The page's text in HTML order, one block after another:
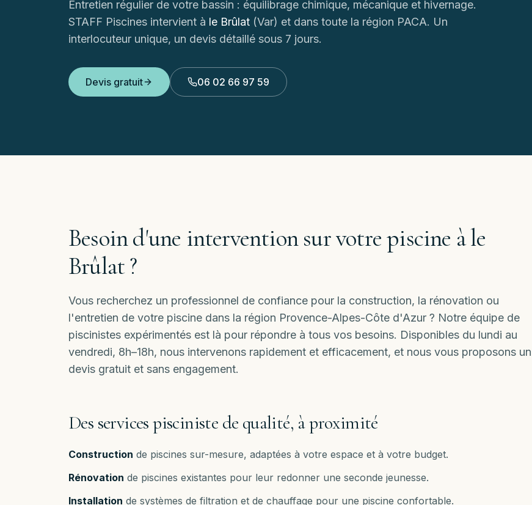
Entretien régulier de votre bassin : équilibrage chimique, mécanique et hivernage.
STAFF Piscines intervient à le Brûlat (Var) et dans toute la région PACA. Un
interlocuteur unique, un devis détaillé sous 7 jours.
Devis gratuit 06 02 66 97 59
Besoin d'une intervention sur votre piscine àle
Brûlat?
Vous recherchez un professionnel de confiance pour la construction, la rénovation ou
l'entretien de votre piscine dans la région Provence-Alpes-Côte d'Azur ? Notre équipe de
piscinistes expérimentés est là pour répondre à tous vos besoins. Disponibles du lundi au
vendredi, 8h–18h, nous intervenons rapidement et efficacement, et nous vous proposons un
devis gratuit et sans engagement.
Des services pisciniste de qualité, à proximité
Construction de piscines sur-mesure, adaptées à votre espace et à votre budget.
Rénovation de piscines existantes pour leur redonner une seconde jeunesse.
Installation de systèmes de filtration et de chauffage pour une piscine confortable.